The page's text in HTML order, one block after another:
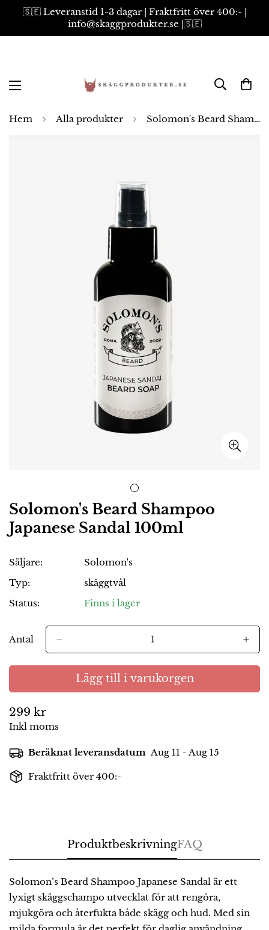
🇸🇪 Leveranstid 1-3 dagar | Fraktfritt över 400:- |
info@skaggprodukter.se |🇸🇪
Hem Alla produkter Solomon's Beard Shampoo Japanese Sandal 100ml
Solomon's Beard Shampoo
Japanese Sandal 100ml
Säljare:
Solomon's
Typ:
skäggtvål
Status:
Finns i lager
Antal
Lägg till i varukorgen
Ordinarie
pris
299 kr
Inkl moms
Beräknat leveransdatum Aug 11 - Aug 15
Fraktfritt över 400:-
ProduktbeskrivningFAQ
Solomon’s Beard Shampoo Japanese Sandal är ett
lyxigt skäggschampo utvecklat för att rengöra,
mjukgöra och återfukta både skägg och hud. Med sin